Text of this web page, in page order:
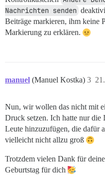
Nachrichten senden
Beiträge markieren, ihm keine
Markierung zu erklären.
manuel (Manuel Kostka) 3
Nun, wir wollen das nicht mit
Druck setzen. Ich hatte nur die
Leute hinzuzufügen, die dafür
vielleicht nicht allzu groß
Trotzdem vielen Dank für
Geburtstag für dich